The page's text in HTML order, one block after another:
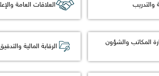
والتدريب العلاقات العامة
المكاتب والشؤون
الرقابة المالية